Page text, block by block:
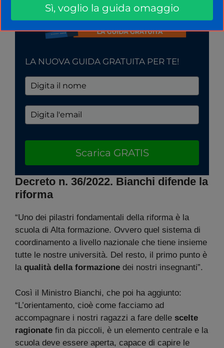
LA NUOVA GUIDA GRATUITA PER TE!
Scarica GRATIS
Decreto n. 36/2022. Bianchi difende la
riforma
“Uno dei pilastri fondamentali della riforma è la
scuola di Alta formazione. Ovvero quel sistema di
coordinamento a livello nazionale che tiene insieme
tutte le nostre università. Del resto, il primo punto è
la qualità della formazione dei nostri insegnanti”.
Così il Ministro Bianchi, che poi ha aggiunto:
“L’orientamento, cioè come facciamo ad
accompagnare i nostri ragazzi a fare delle scelte
ragionate fin da piccoli, è un elemento centrale e la
scuola deve essere aperta, capace di capire le
Sì, voglio la guida omaggio